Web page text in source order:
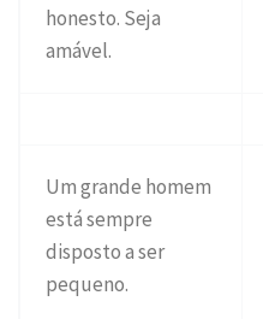
honesto. Seja
amável.
Um grande homem
está sempre
disposto a ser
pequeno.